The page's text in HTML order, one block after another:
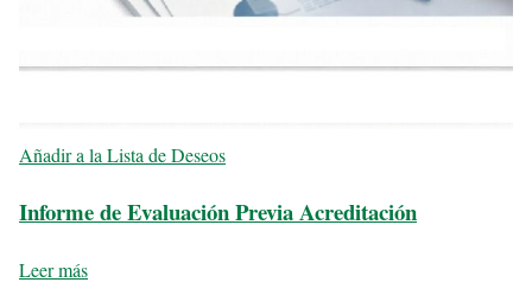
Añadir a la Lista de Deseos
Informe de Evaluación Previa Acreditación
Leer más